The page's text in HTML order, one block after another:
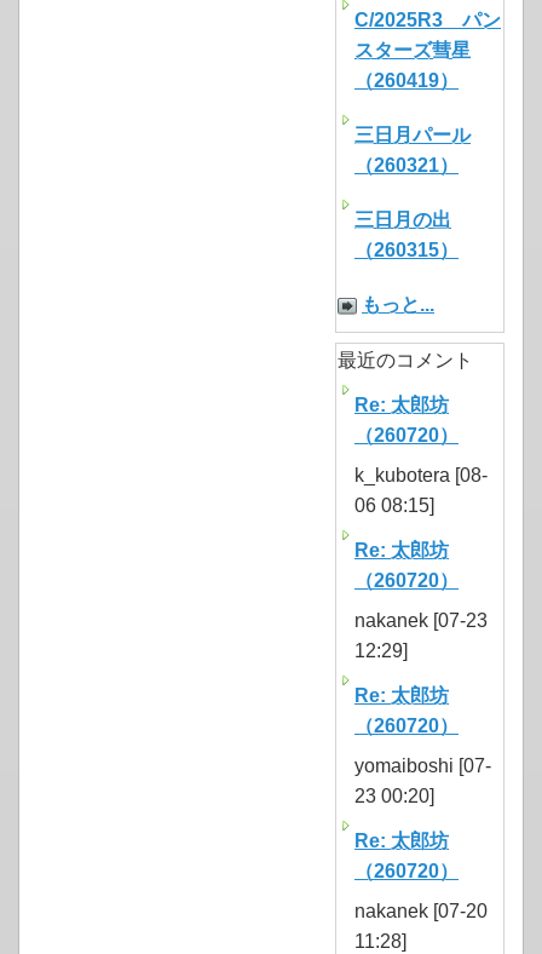
C/2025R3 パン
スターズ彗星
（260419）
三日月パール
（260321）
三日月の出
（260315）
もっと...
最近のコメント
Re: 太郎坊
（260720）
k_kubotera [08-
06 08:15]
Re: 太郎坊
（260720）
nakanek [07-23
12:29]
Re: 太郎坊
（260720）
yomaiboshi [07-
23 00:20]
Re: 太郎坊
（260720）
nakanek [07-20
11:28]